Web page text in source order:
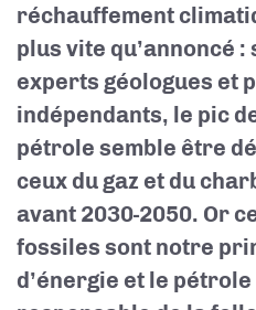
réchauffement
plus vite qu’annoncé
experts géologues et
indépendants, le pic
pétrole semble être
ceux du gaz et du
avant 2030-2050. Or
fossiles sont notre
d’énergie et le